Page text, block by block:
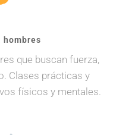
hombres
que buscan fuerza,
Clases prácticas y
físicos y mentales.